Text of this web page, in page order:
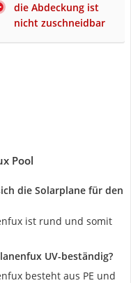
die Abdeckung ist
nicht zuschneidbar
Pool
die Solarplane für den
ist rund und somit
UV-beständig?
besteht aus PE und